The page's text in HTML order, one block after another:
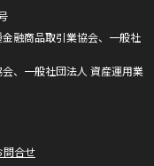
融商品取引業協会、一般社
、一般社団法人 資産運用業
問合せ